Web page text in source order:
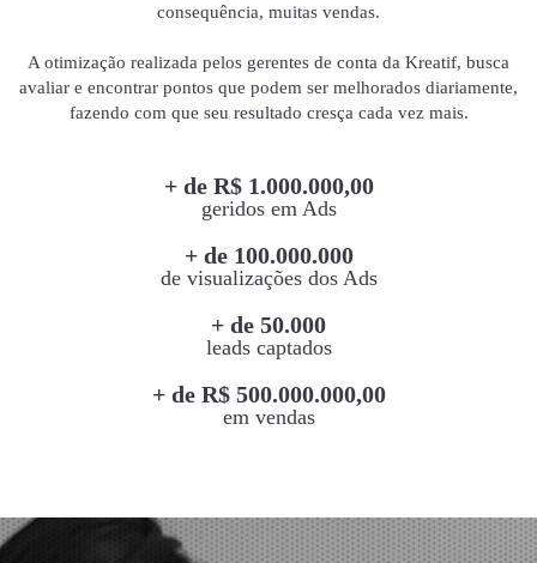
consequência, muitas vendas.
A otimização realizada pelos gerentes de conta da Kreatif, busca
avaliar e encontrar pontos que podem ser melhorados diariamente,
fazendo com que seu resultado cresça cada vez mais.
+ de R$ 1.000.000,00
geridos em Ads
+ de 100.000.000
de visualizações dos Ads
+ de 50.000
leads captados
+ de R$ 500.000.000,00
em vendas